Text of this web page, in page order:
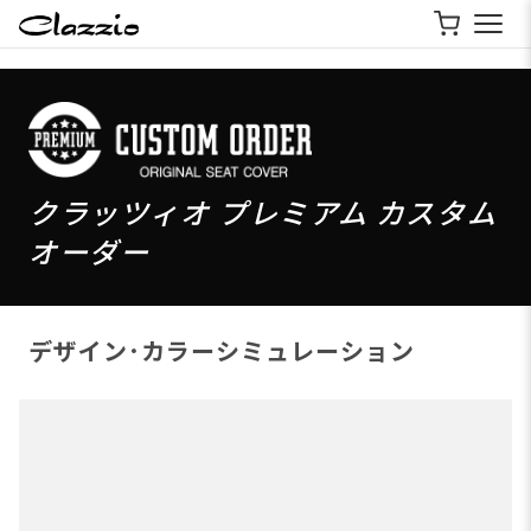
クラッツィオ プレミアム カスタム
オーダー
デザイン･カラーシミュレーション